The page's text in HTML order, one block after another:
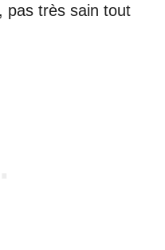
pas très sain tout